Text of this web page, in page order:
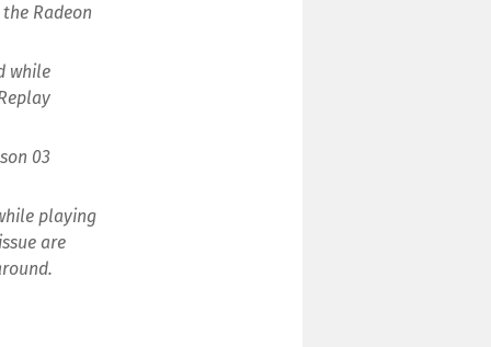
Radeon
while
03
playing
are